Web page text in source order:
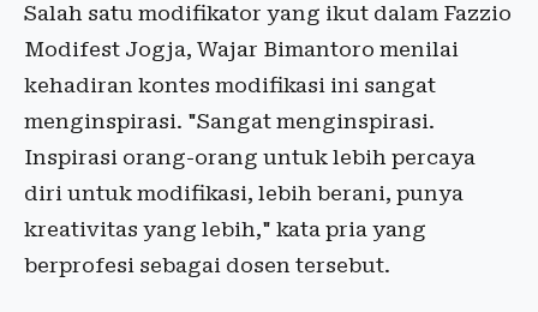
Salah satu modifikator yang ikut dalam Fazzio
Modifest Jogja, Wajar Bimantoro menilai
kehadiran kontes modifikasi ini sangat
menginspirasi. "Sangat menginspirasi.
Inspirasi orang-orang untuk lebih percaya
diri untuk modifikasi, lebih berani, punya
kreativitas yang lebih," kata pria yang
berprofesi sebagai dosen tersebut.